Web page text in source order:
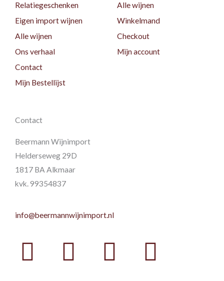
Relatiegeschenken
Eigen import wijnen
Alle wijnen
Ons verhaal
Contact
Mijn Bestellijst
Alle wijnen
Winkelmand
Checkout
Mijn account
Contact
Beermann Wijnimport
Helderseweg 29D
1817 BA Alkmaar
kvk. 99354837
info@beermannwijnimport.nl
Facebook
Twitter
Youtube